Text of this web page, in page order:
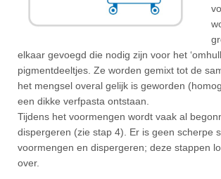
elkaar gevoegd die nodig zijn voor het
pigmentdeeltjes. Ze worden gemixt tot de
het mengsel overal gelijk is geworden
een dikke verfpasta ontstaan.
Tijdens het voormengen wordt vaak al
dispergeren (zie stap 4). Er is geen scherpe
voormengen en dispergeren; deze stappen
over.